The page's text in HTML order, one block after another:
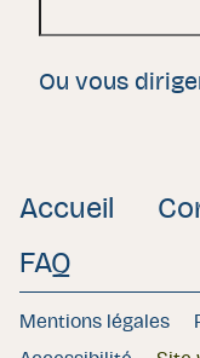
Ou vous
Accueil
FAQ
Mentions légales